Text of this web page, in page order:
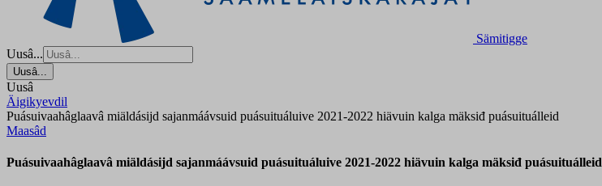
Sämitigge
Uusâ...
Uusâ...
Uusâ
Äigikyevdil
Puásuivaahâglaavâ miäldásijd sajanmáávsuid puásuituáluive 2021-2022 hiävuin kalga mäksiđ puásuituálleid
Maasâd
Puásuivaahâglaavâ miäldásijd sajanmáávsuid puásuituáluive 2021-2022 hiävuin kalga mäksiđ puásuituálleid